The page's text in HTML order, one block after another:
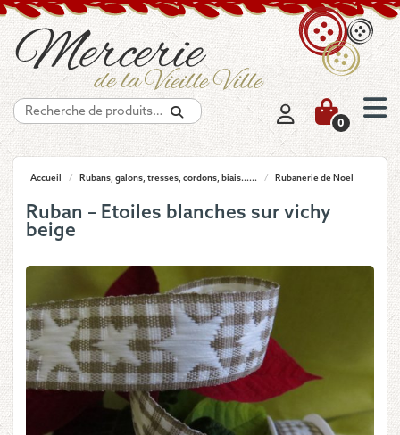
Recherche
0
Accueil / Rubans, galons, tresses, cordons, biais...... / Rubanerie de Noel
Ruban – Etoiles blanches sur vichy
beige